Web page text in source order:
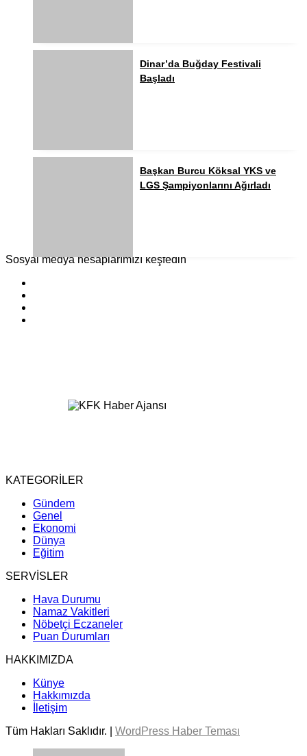
Dinar’da Buğday Festivali
Başladı
Başkan Burcu Köksal YKS ve
LGS Şampiyonlarını Ağırladı
Sosyal medya hesaplarımızı keşfedin
KATEGORİLER
Gündem
Genel
Ekonomi
Dünya
Eğitim
SERVİSLER
Hava Durumu
Namaz Vakitleri
Nöbetçi Eczaneler
Puan Durumları
HAKKIMIZDA
Künye
Hakkımızda
İletişim
Tüm Hakları Saklıdır. | WordPress Haber Teması